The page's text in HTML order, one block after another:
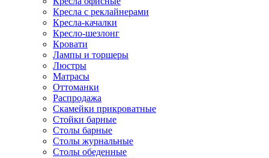
Кресла с реклайнерами
Кресла-качалки
Кресло-шезлонг
Кровати
Лампы и торшеры
Люстры
Матрасы
Оттоманки
Распродажа
Скамейки прикроватные
Стойки барные
Столы барные
Столы журнальные
Столы обеденные